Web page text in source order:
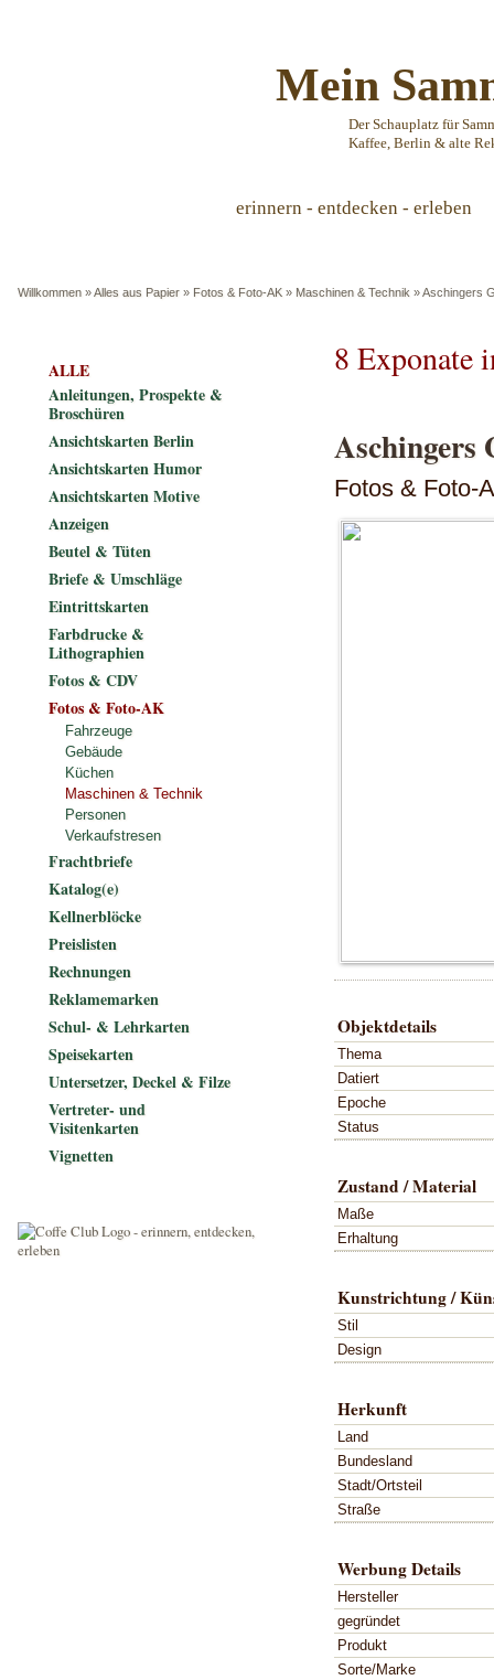
Mein
Der Schauplatz für
Kaffee, Berlin & alte
erinnern - entdecken - erleben
Willkommen »Alles aus Papier » Fotos & Foto-AK » Maschinen & Technik »Aschingers
8 Exponate
Aschingers
Fotos & Foto-
Objektdetails
Thema
Datiert
Epoche
Status
Zustand / Material
Maße
Erhaltung
Kunstrichtung /
Stil
Design
Herkunft
Land
Bundesland
Stadt/Ortsteil
Straße
Werbung Details
Hersteller
gegründet
Produkt
Sorte/Marke
ALLE
Anleitungen, Prospekte &
Broschüren
Ansichtskarten Berlin
Ansichtskarten Humor
Ansichtskarten Motive
Anzeigen
Beutel & Tüten
Briefe & Umschläge
Eintrittskarten
Farbdrucke &
Lithographien
Fotos & CDV
Fotos & Foto-AK
Fahrzeuge
Gebäude
Küchen
Maschinen & Technik
Personen
Verkaufstresen
Frachtbriefe
Katalog(e)
Kellnerblöcke
Preislisten
Rechnungen
Reklamemarken
Schul- & Lehrkarten
Speisekarten
Untersetzer, Deckel & Filze
Vertreter- und
Visitenkarten
Vignetten